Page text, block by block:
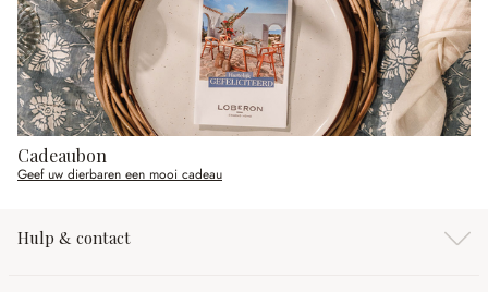
Cadeaubon
Geef uw dierbaren een mooi cadeau
Hulp & contact